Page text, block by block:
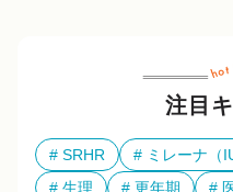
注目
SRHR ミレーナ（
生理
更年期